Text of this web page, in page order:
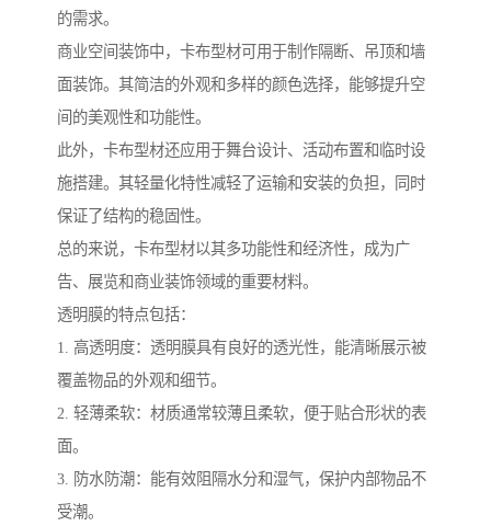
的需求。
商业空间装饰中，卡布型材可用于制作隔断、吊顶和墙
面装饰。其简洁的外观和多样的颜色选择，能够提升空
间的美观性和功能性。
此外，卡布型材还应用于舞台设计、活动布置和临时设
施搭建。其轻量化特性减轻了运输和安装的负担，同时
保证了结构的稳固性。
总的来说，卡布型材以其多功能性和经济性，成为广
告、展览和商业装饰领域的重要材料。
透明膜的特点包括：
1. 高透明度：透明膜具有良好的透光性，能清晰展示被
覆盖物品的外观和细节。
2. 轻薄柔软：材质通常较薄且柔软，便于贴合形状的表
面。
3. 防水防潮：能有效阻隔水分和湿气，保护内部物品不
受潮。